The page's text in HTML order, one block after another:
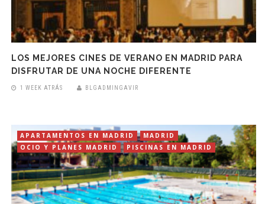
LOS MEJORES CINES DE VERANO EN MADRID PARA
DISFRUTAR DE UNA NOCHE DIFERENTE
1 WEEK ATRÁS BLGADMINGAVIR
APARTAMENTOS EN MADRID
MADRID
OCIO Y PLANES MADRID
PISCINAS EN MADRID